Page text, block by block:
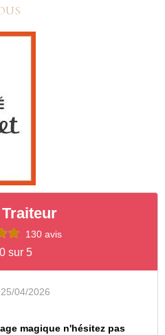
130 avis
sur 5
04/2026
magique n'hésitez pas